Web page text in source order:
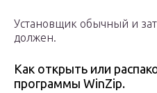
Установщик обычный и
должен.
Как открыть или
программы WinZip.